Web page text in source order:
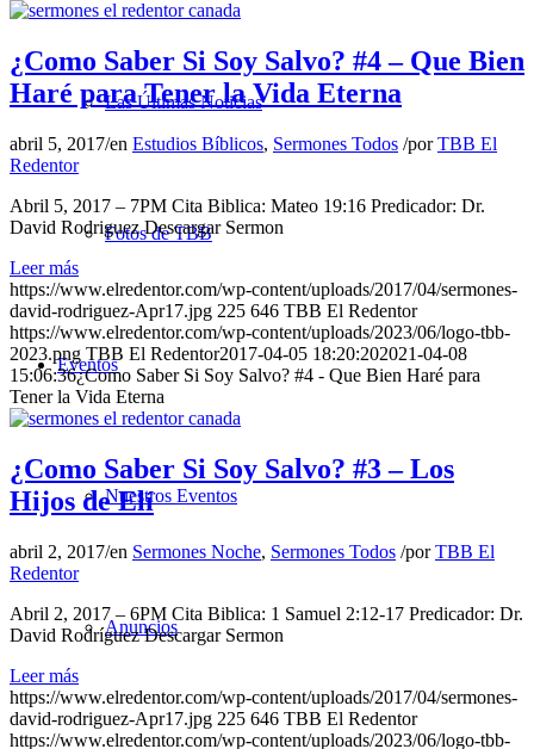
Las Últimas Noticias
Fotos de TBB
Eventos
Nuestros Eventos
Anuncios
¿Como Saber Si Soy Salvo? #4 – Que Bien
Haré para Tener la Vida Eterna
abril 5, 2017/en Estudios Bíblicos, Sermones Todos /porTBB El
Redentor
Abril 5, 2017 – 7PM Cita Biblica: Mateo 19:16 Predicador: Dr.
David Rodriguez Descargar Sermon
Leer más
https://www.elredentor.com/wp-content/uploads/2017/04/sermones-
david-rodriguez-Apr17.jpg 225 646 TBB El Redentor
https://www.elredentor.com/wp-content/uploads/2023/06/logo-tbb-
2023.png TBB El Redentor2017-04-05 18:20:202021-04-08
15:06:36¿Como Saber Si Soy Salvo? #4 - Que Bien Haré para
Tener la Vida Eterna
¿Como Saber Si Soy Salvo? #3 – Los
Hijos de Elí
abril 2, 2017/en Sermones Noche, Sermones Todos /porTBB El
Redentor
Abril 2, 2017 – 6PM Cita Biblica: 1 Samuel 2:12-17 Predicador: Dr.
David Rodríguez Descargar Sermon
Leer más
https://www.elredentor.com/wp-content/uploads/2017/04/sermones-
david-rodriguez-Apr17.jpg 225 646 TBB El Redentor
https://www.elredentor.com/wp-content/uploads/2023/06/logo-tbb-